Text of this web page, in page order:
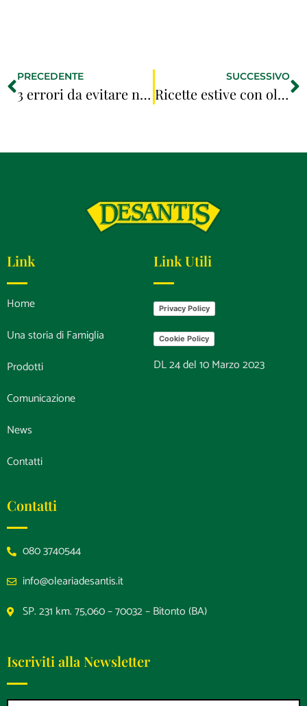
PRECEDENTE
3 errori da evitare nella preparazione del sugo al pomodoro
SUCCESSIVO
Ricette estive con olio EVO: 3 classici facili
Link
Home
Una storia di Famiglia
Prodotti
Comunicazione
News
Contatti
Link Utili
Privacy Policy
Cookie Policy
DL 24 del 10 Marzo 2023
Contatti
080 3740544
info@oleariadesantis.it
SP. 231 km. 75,060 – 70032 – Bitonto (BA)
Iscriviti alla Newsletter